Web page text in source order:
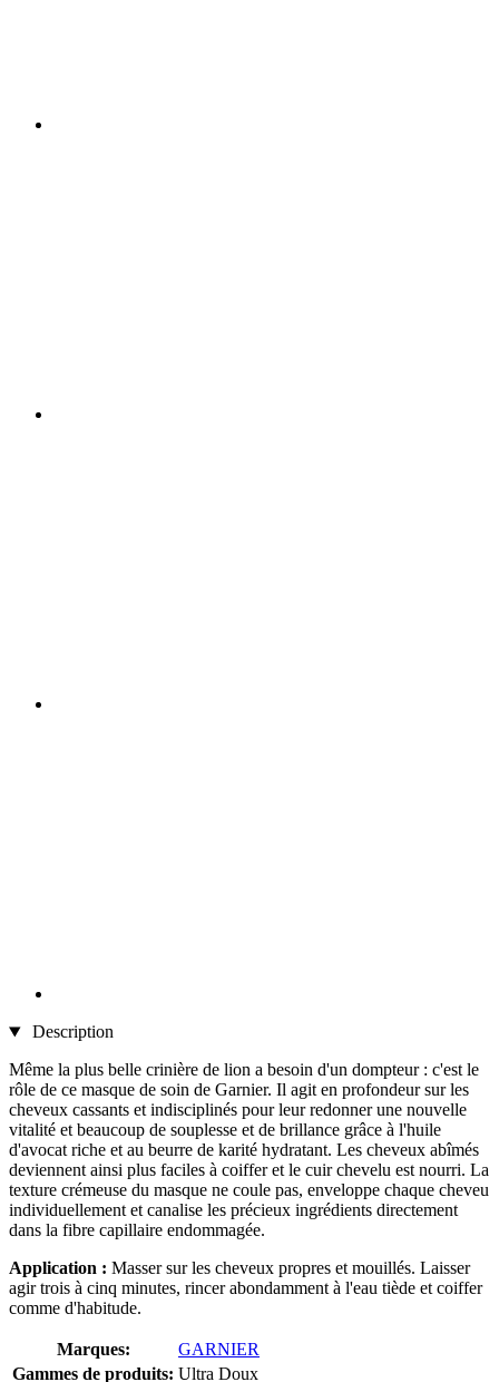
Description
Même la plus belle crinière de lion a besoin d'un dompteur : c'est le
rôle de ce masque de soin de Garnier. Il agit en profondeur sur les
cheveux cassants et indisciplinés pour leur redonner une nouvelle
vitalité et beaucoup de souplesse et de brillance grâce à l'huile
d'avocat riche et au beurre de karité hydratant. Les cheveux abîmés
deviennent ainsi plus faciles à coiffer et le cuir chevelu est nourri. La
texture crémeuse du masque ne coule pas, enveloppe chaque cheveu
individuellement et canalise les précieux ingrédients directement
dans la fibre capillaire endommagée.
Application : Masser sur les cheveux propres et mouillés. Laisser
agir trois à cinq minutes, rincer abondamment à l'eau tiède et coiffer
comme d'habitude.
Marques:
GARNIER
Gammes de produits: Ultra Doux